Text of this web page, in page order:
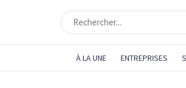
À LA UNE ENTREPRISES